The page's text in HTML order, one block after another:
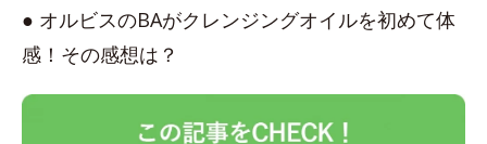
● オルビスのBAがクレンジングオイルを初めて体
感！その感想は？